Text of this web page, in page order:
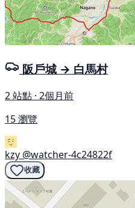
阪戶城 → 白馬村
2 站點 · 2個月前
15 瀏覽
kzy @watcher-4c24822f
收藏